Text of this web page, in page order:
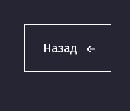
Назад